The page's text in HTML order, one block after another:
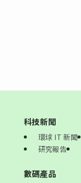
科技新聞
環球 IT 新聞
研究報告
數碼產品